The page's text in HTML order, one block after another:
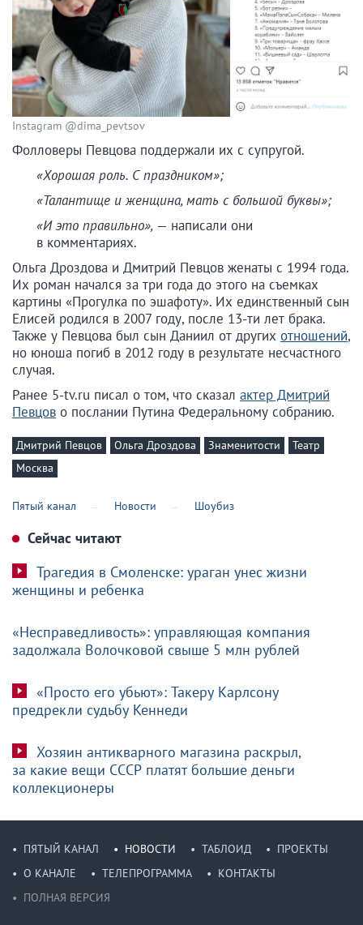
Instagram @dima_pevtsov
Фолловеры Певцова поддержали их с супругой.
«Хорошая роль. С праздником»;
«Талантище и женщина, мать с большой буквы»;
«И это правильно», — написали они
в комментариях.
Ольга Дроздова и Дмитрий Певцов женаты с 1994 года.
Их роман начался за три года до этого на съемках
картины «Прогулка по эшафоту». Их единственный сын
Елисей родился в 2007 году, после 13-ти лет брака.
Также у Певцова был сын Даниил от других отношений,
но юноша погиб в 2012 году в результате несчастного
случая.
Ранее 5-tv.ru писал о том, что сказал актер Дмитрий
Певцов о послании Путина Федеральному собранию.
Дмитрий Певцов Ольга Дроздова Знаменитости
Театр
Москва
Пятый канал Новости Шоубиз
Сейчас читают
Трагедия в Смоленске: ураган унес жизни
женщины и ребенка
«Несправедливость»: управляющая компания
задолжала Волочковой свыше 5 млн рублей
«Просто его убьют»: Такеру Карлсону
предрекли судьбу Кеннеди
Хозяин антикварного магазина раскрыл,
за какие вещи СССР платят большие деньги
коллекционеры
ПЯТЫЙ КАНАЛ НОВОСТИ ТАБЛОИД
ПРОЕКТЫ
О КАНАЛЕ
ТЕЛЕПРОГРАММА
КОНТАКТЫ
ПОЛНАЯ ВЕРСИЯ